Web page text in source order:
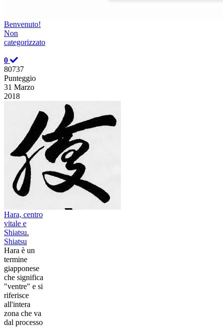
Benvenuto!
Non
categorizzato
0
80737
Punteggio
31 Marzo
2018
Hara, centro
vitale e
Shiatsu.
Shiatsu
Hara è un
termine
giapponese
che significa
"ventre" e si
riferisce
all'intera
zona che va
dal processo